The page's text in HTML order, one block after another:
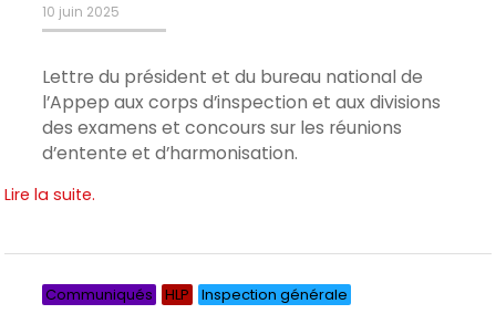
Publié
le
10 juin 2025
Lettre du président et du bureau national de
l’Appep aux corps d’inspection et aux divisions
des examens et concours sur les réunions
d’entente et d’harmonisation.
Lire la suite.
Communiqués HLP Inspection générale